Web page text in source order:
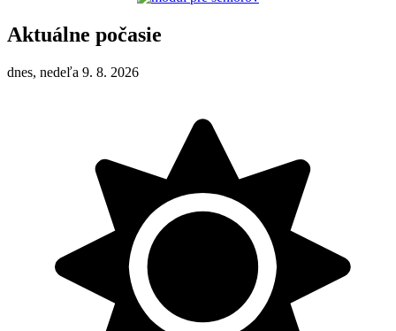
Aktuálne počasie
dnes, nedeľa 9. 8. 2026